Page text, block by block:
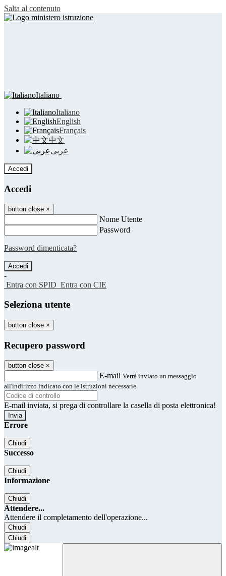
Salta al contenuto
Italiano
Italiano
English
Français
中文
عربى
Accedi
Accedi
button close ×
Nome Utente
Password
Password dimenticata?
-
Entra con SPID Entra con CIE
Seleziona utente
button close ×
Recupero password
button close ×
E-mail Verrà inviato un messaggio
all'indirizzo indicato con le istruzioni necessarie.
E-mail inviata, si prega di controllare la casella di posta elettronica!
Errore
Chiudi
Successo
Chiudi
Informazione
Chiudi
Attendere...
Attendere il completamento dell'operazione...
Chiudi
Chiudi